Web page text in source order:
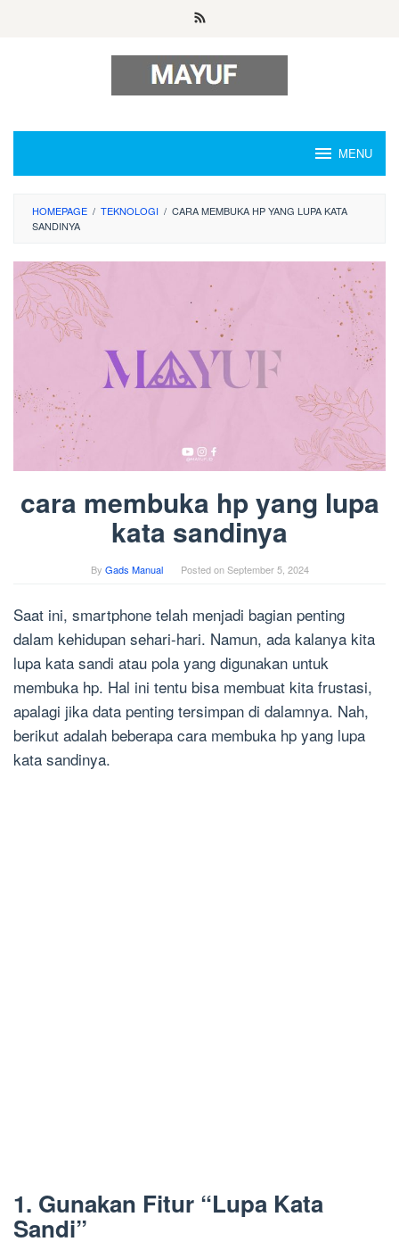
MENU
HOMEPAGE / TEKNOLOGI / CARA MEMBUKA HP YANG LUPA KATA
SANDINYA
cara membuka hp yang lupa
kata sandinya
By Gads Manual Posted onSeptember 5, 2024
Saat ini, smartphone telah menjadi bagian penting
dalam kehidupan sehari-hari. Namun, ada kalanya kita
lupa kata sandi atau pola yang digunakan untuk
membuka hp. Hal ini tentu bisa membuat kita frustasi,
apalagi jika data penting tersimpan di dalamnya. Nah,
berikut adalah beberapa cara membuka hp yang lupa
kata sandinya.
1. Gunakan Fitur “Lupa Kata
Sandi”